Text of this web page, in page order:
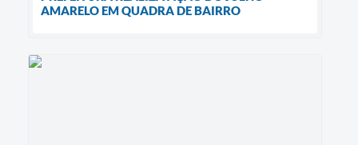
AMARELO EM QUADRA DE BAIRRO